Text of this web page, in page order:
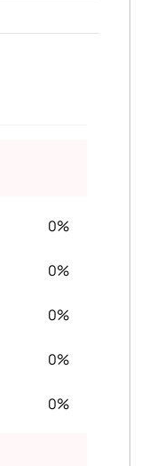
0%
0%
0%
0%
0%